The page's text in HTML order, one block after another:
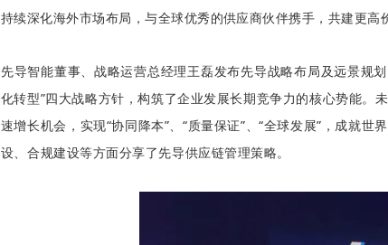
持续深化海外市场布局，与全球优秀的供应商伙伴携手，共建更高
先导智能董事、战略运营总经理王磊发布先导战略布局及远景规
化转型”四大战略方针，构筑了企业发展长期竞争力的核心势能。
速增长机会，实现“协同降本”、“质量保证”、“全球发展”，成就世界
设、合规建设等方面分享了先导供应链管理策略。